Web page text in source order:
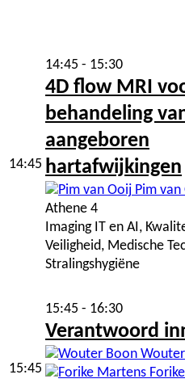
14:45
14:45 - 15:30
4D flow MRI
behandeling
aangeboren
hartafwijkingen
Pim van
Athene 4
Imaging IT en AI,
Veiligheid, Medische
Stralingshygiëne
15:45
15:45 - 16:30
Verantwoord